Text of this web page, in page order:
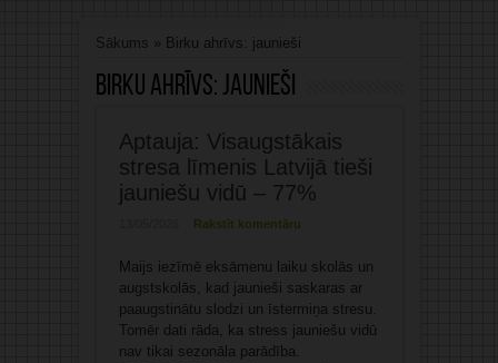
Sākums » Birku ahrīvs: jaunieši
Birku ahrīvs: jaunieši
Aptauja: Visaugstākais
stresa līmenis Latvijā tieši
jauniešu vidū – 77%
Rakstīt komentāru
Maijs iezīmē eksāmenu laiku skolās un
augstskolās, kad jaunieši saskaras ar
paaugstinātu slodzi un īstermiņa stresu.
Tomēr dati rāda, ka stress jauniešu vidū
nav tikai sezonāla parādība.